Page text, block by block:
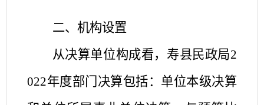
二、机构设置
从决算单位构成看，寿县民政局2
022年度部门决算包括：单位本级决算